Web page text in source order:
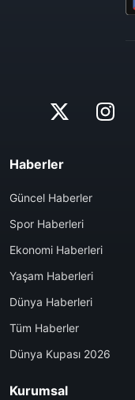
Haberler
Güncel Haberler
Spor Haberleri
Ekonomi Haberleri
Yaşam Haberleri
Dünya Haberleri
Tüm Haberler
Dünya Kupası 2026
Kurumsal